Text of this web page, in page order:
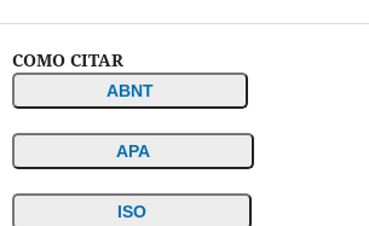
COMO CITAR
ABNT
APA
ISO